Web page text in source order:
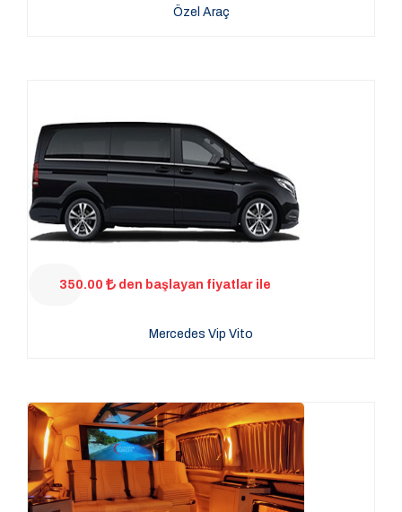
Özel Araç
350.00 den başlayan fiyatlar ile
Mercedes Vip Vito